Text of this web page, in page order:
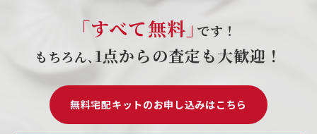
｢すべて無料｣ です！
もちろん､ 1点からの査定も大歓迎！
無料宅配キットのお申し込みはこちら